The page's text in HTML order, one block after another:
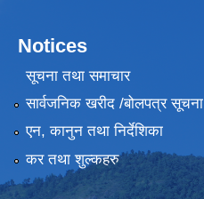
Notices
सूचना तथा समाचार
सार्वजनिक खरीद /बोलपत्र सूचना
एन, कानुन तथा निर्देशिका
कर तथा शुल्कहरु